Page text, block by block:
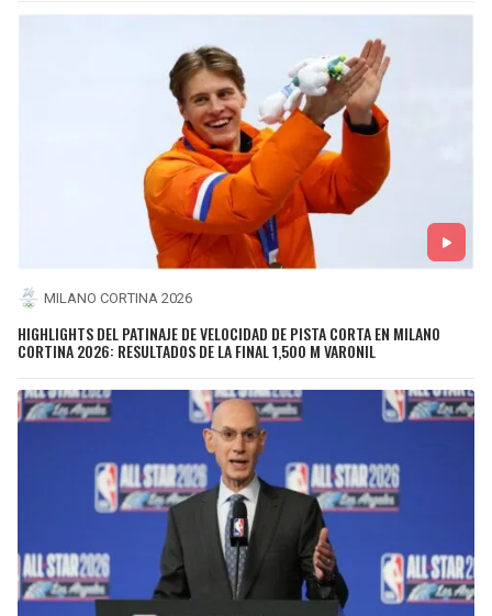
MILANO CORTINA 2026
HIGHLIGHTS DEL PATINAJE DE VELOCIDAD DE PISTA CORTA EN MILANO
CORTINA 2026: RESULTADOS DE LA FINAL 1,500 M VARONIL